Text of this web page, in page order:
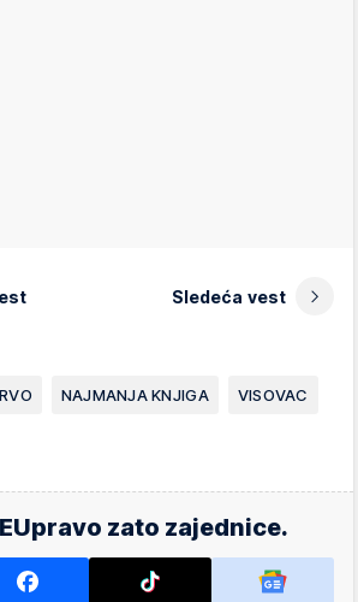
Sledeća vest
NAJMANJA KNJIGA VISOVAC
zato zajednice.